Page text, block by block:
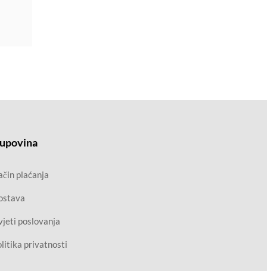
plaćanja
poslovanja
privatnosti